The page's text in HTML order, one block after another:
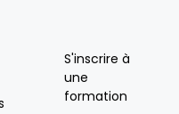
S'inscrire à
une
formation